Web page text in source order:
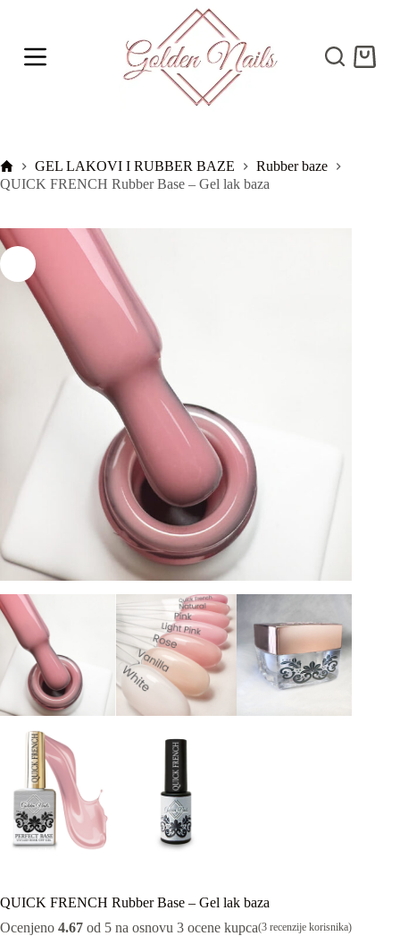
p
e
n
PočetnaGEL LAKOVI I RUBBER BAZE
Rubber baze
QUICK FRENCH Rubber Base – Gel lak baza
QUICK FRENCH Rubber Base – Gel lak baza
Ocenjeno 4.67 od 5 na osnovu 3 ocene kupca(3 recenzije korisnika)